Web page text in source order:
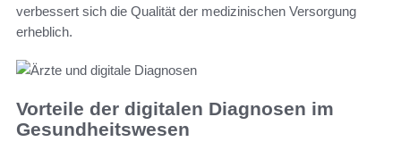
verbessert sich die Qualität der medizinischen Versorgung
erheblich.
Vorteile der digitalen Diagnosen im
Gesundheitswesen